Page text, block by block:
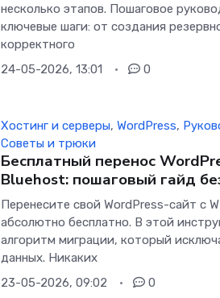
несколько этапов. Пошаговое
ключевые шаги: от создания
корректного
24-05-2026, 13:01
0
Хостинг и серверы,WordPress,
Советы и трюки
Бесплатный перенос
Bluehost: пошаговый гайд
Перенесите свой WordPress-сайт с
абсолютно бесплатно. В этой
алгоритм миграции, который
данных. Никаких
23-05-2026, 09:02
0